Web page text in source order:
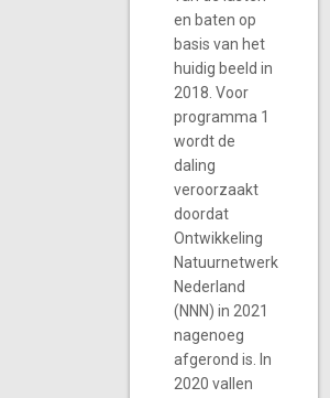
en baten op
basis van het
huidig beeld in
2018. Voor
programma 1
wordt de
daling
veroorzaakt
doordat
Ontwikkeling
Natuurnetwerk
Nederland
(NNN) in 2021
nagenoeg
afgerond is. In
2020 vallen